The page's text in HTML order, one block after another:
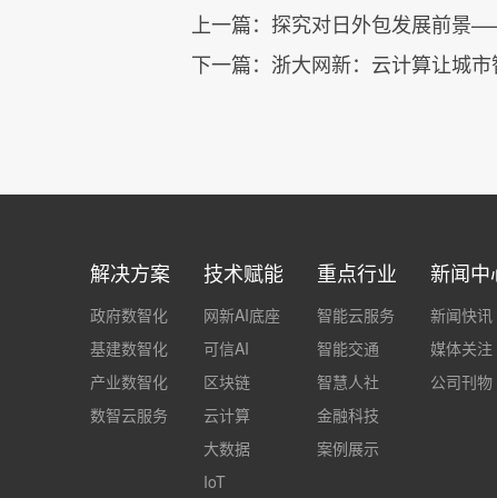
上一篇： 探究对日外包发展前景
下一篇： 浙大网新：云计算让城
解决方案
政府数智化
基建数智化
产业数智化
数智云服务
技术赋能
网新AI底座
可信AI
区块链
云计算
大数据
IoT
重点行业
智能云服务
智能交通
智慧人社
金融科技
案例展示
新闻中
新闻快讯
媒体关注
公司刊物